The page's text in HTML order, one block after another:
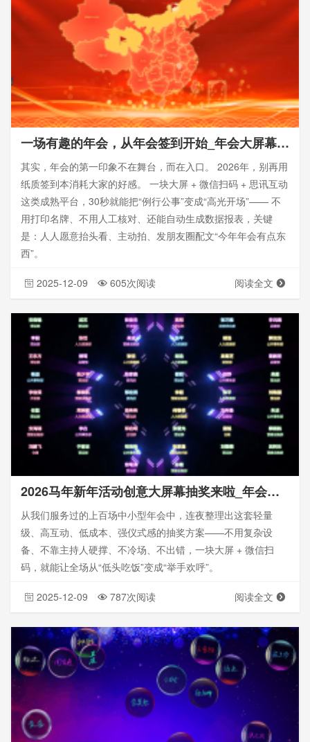
一场有趣的年会，从年会签到开始_年会大屏幕微信扫码签到
其实，年会的第一印象不在舞台，而在入口。 2026年，别再用
纸质签到本消耗大家的好感。 一块大屏 + 微信扫码 + 思讯互动
这类成熟平台，30秒就能把“例行公事”变成“高光开场”—— 不
用打印名牌、不用人工核对、还能自动生成数据报表，关键
是：人人愿意抬头看、主动拍、发朋友圈配文“今年年会有点东
西”。
2025-12-09 605次阅读 阅读全文
2026马年新年活动创意大屏幕抽奖来啦_年会创意抽奖方式
从我们服务过的上百场中小型年会中，连夜整理出这套轻量
级、高互动、低成本、强仪式感的抽奖方案——不用复杂设
备、不靠主持人硬撑、不冷场、不出错，一块大屏 + 微信扫
码，就能让全场从“低头吃饭”变成“举手欢呼”。
2025-12-09 787次阅读 阅读全文